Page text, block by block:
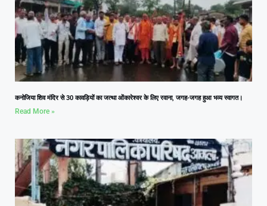
कनोजिया शिव मंदिर से 30 कावड़ियों का जत्था ओंकारेश्वर के लिए रवाना, जगह-जगह हुआ भव्य स्वागत।
Read More »